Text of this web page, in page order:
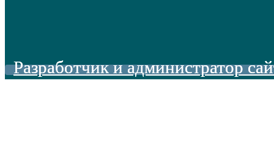
Разработчик и администратор